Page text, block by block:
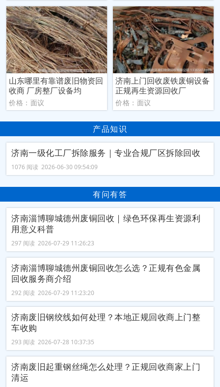
山东哪里有靠谱废旧物资回
收商 厂房整厂设备均
价格：面议
济南上门回收废铁废铜设备
正规再生资源回收厂
价格：面议
产品知识
济南一级化工厂拆除服务｜专业合规厂区拆除回收
1076 阅读 2026-06-30 09:54:09
有问有答
济南淄博聊城德州废铜回收｜绿色环保再生资源利
用意义科普
297 阅读 2026-07-29 11:26:23
济南淄博聊城德州废铜回收怎么选？正规有色金属
回收服务商介绍
292 阅读 2026-07-29 11:23:20
济南废旧钢绞线如何处理？本地正规回收商上门整
车收购
293 阅读 2026-07-28 10:37:35
济南废旧起重钢丝绳怎么处理？正规回收商家上门
清运